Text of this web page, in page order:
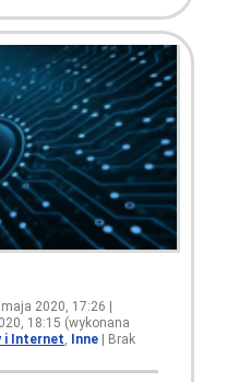
2020, 17:26 |
18:15 (wykonana
i Internet, Inne
Brak